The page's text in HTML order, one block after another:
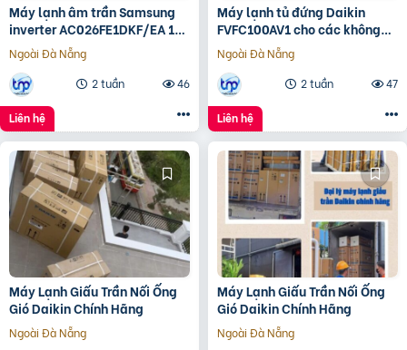
Máy lạnh âm trần Samsung
inverter AC026FE1DKF/EA 1
hướng công nghệ WindFree™
Ngoài Đà Nẵng
2 tuần
46
Liên hệ
Máy lạnh tủ đứng Daikin
FVFC100AV1 cho các không
gian rộng dưới 50m2
Ngoài Đà Nẵng
2 tuần
47
Liên hệ
Máy Lạnh Giấu Trần Nối Ống
Gió Daikin Chính Hãng
Ngoài Đà Nẵng
Máy Lạnh Giấu Trần Nối Ống
Gió Daikin Chính Hãng
Ngoài Đà Nẵng